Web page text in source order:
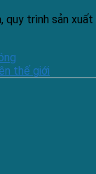
trình sản
thế giới